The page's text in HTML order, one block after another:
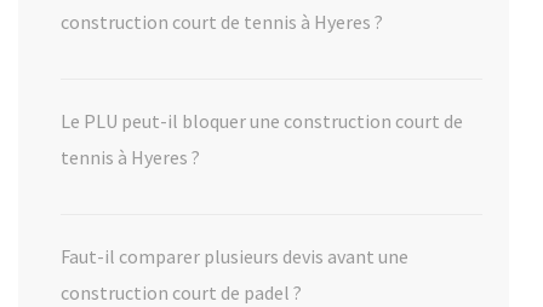
construction court de tennis à Hyeres ?
Le PLU peut-il bloquer une construction court de
tennis à Hyeres ?
Faut-il comparer plusieurs devis avant une
construction court de padel ?